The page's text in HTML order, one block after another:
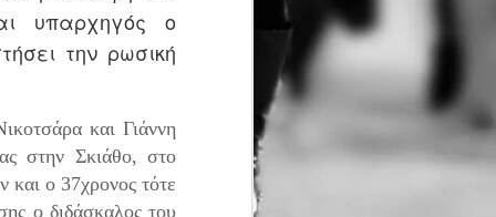
υπαρχηγός ο
την ρωσική
και Γιάννη
στην Σκιάθο, στο
ο 37χρονος τότε
ο διδάσκαλος του
στήθηκαν στο απόσπασμα.